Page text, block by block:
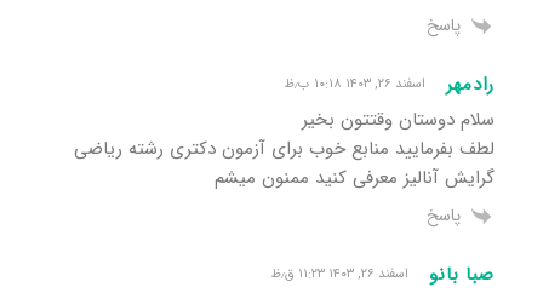
پاسخ
رادمهر اسفند ۲۶, ۱۴۰۳ ۱۰:۱۸ ب٫ظ
سلام دوستان وقتتون بخیر
لطف بفرمایید منابع خوب برای آزمون دکتری رشته ریاضی
گرایش آنالیز معرفی کنید ممنون میشم
پاسخ
صبا بانو اسفند ۲۶, ۱۴۰۳ ۱۱:۲۳ ق٫ظ